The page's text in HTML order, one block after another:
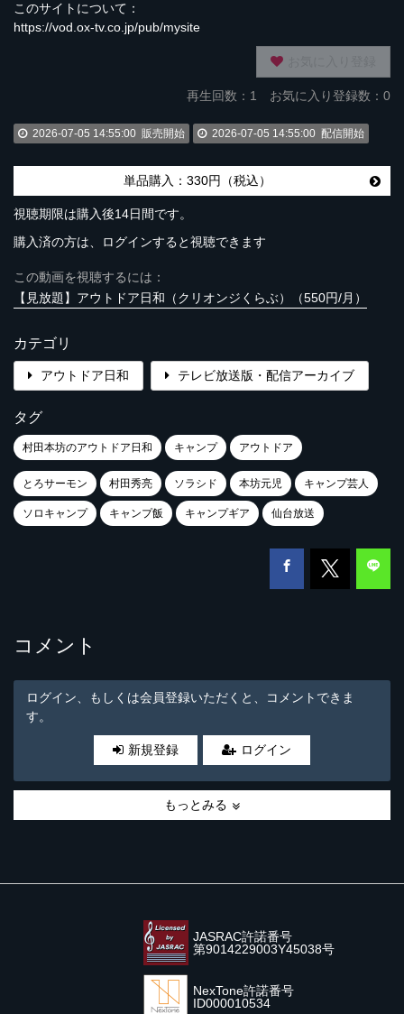
このサイトについて：
https://vod.ox-tv.co.jp/pub/mysite
再生回数： 1 お気に入り登録数：0
2026-07-05 14:55:00 販売開始 2026-07-05 14:55:00 配信開始
単品購入：330円（税込）
視聴期限は購入後14日間です。
購入済の方は、ログインすると視聴できます
この動画を視聴するには：
【見放題】アウトドア日和（クリオンジくらぶ）（550円/月）
カテゴリ
アウトドア日和 テレビ放送版・配信アーカイブ
タグ
村田本坊のアウトドア日和 キャンプ アウトドア
とろサーモン 村田秀亮 ソラシド 本坊元児 キャンプ芸人
ソロキャンプ キャンプ飯 キャンプギア 仙台放送
コメント
ログイン、もしくは会員登録いただくと、コメントできま
す。
新規登録 ログイン
もっとみる
JASRAC許諾番号
第9014229003Y45038号
NexTone許諾番号
ID000010534